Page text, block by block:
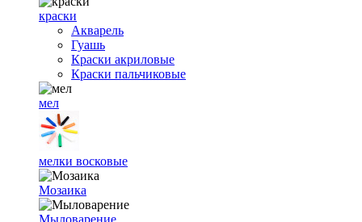
краски
Акварель
Гуашь
Краски акриловые
Краски пальчиковые
мел
мелки восковые
Мозаика
Мыловарение